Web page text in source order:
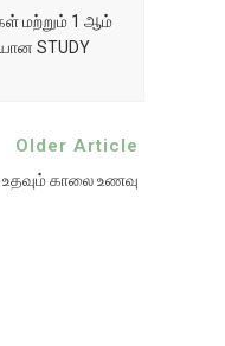
மற்றும் 1 ஆம்
STUDY
Older Article
காலை உணவு